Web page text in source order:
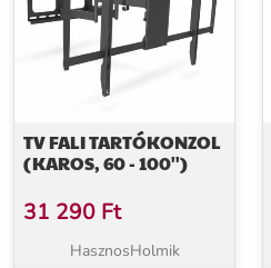
TV FALI TARTÓKONZOL
(KAROS, 60 - 100'')
31 290 Ft
HasznosHolmik